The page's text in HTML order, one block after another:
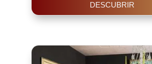
DESCUBRIR